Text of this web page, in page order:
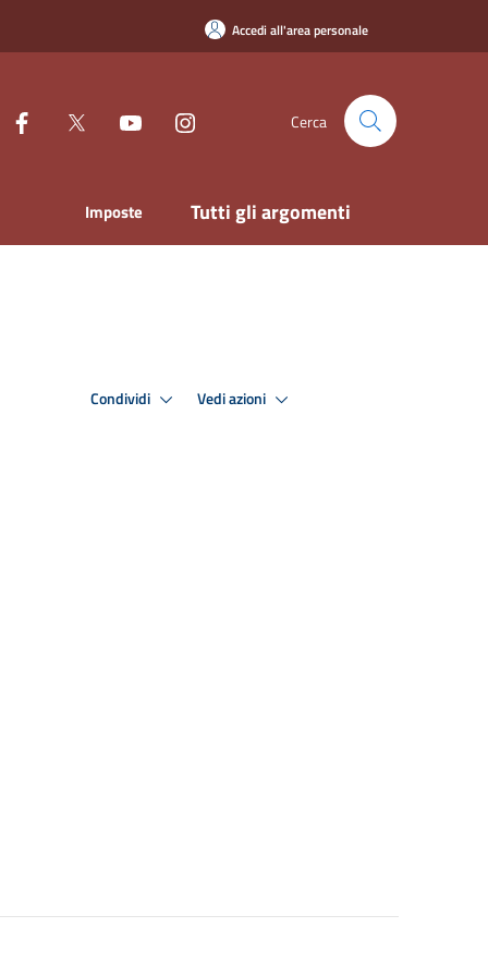
Accedi all'area personale
Cerca
Imposte Tutti gli argomenti
Condividi Vedi azioni